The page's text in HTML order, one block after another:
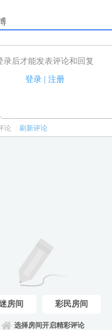
录后才能发表评论和回复
登录| 注册
发表评论了！
论 刷新评论
房间 彩民房间
选择房间开启精彩评论